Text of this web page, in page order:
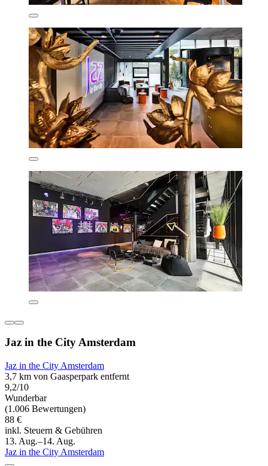
Jaz in the City Amsterdam
Jaz in the City Amsterdam
3,7 km von Gaasperpark entfernt
9,2/10
Wunderbar
(1.006 Bewertungen)
88 €
inkl. Steuern & Gebühren
13. Aug.–14. Aug.
Jaz in the City Amsterdam